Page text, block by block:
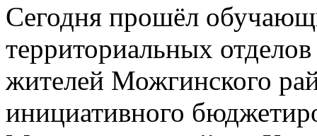
Сегодня прошёл
территориальных
жителей Можгинского
инициативного